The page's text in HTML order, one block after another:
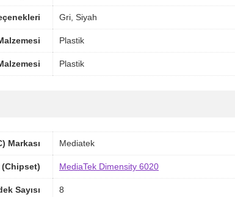
Gri, Siyah
Plastik
Plastik
Markası Mediatek
(Chipset) MediaTek Dimensity 6020
Sayısı 8